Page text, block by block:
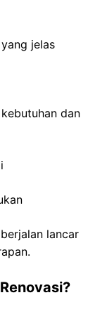
jelas
dan
lancar